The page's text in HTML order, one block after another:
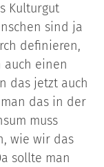
Kulturgut
sind ja
definieren,
auch einen
das jetzt auch
das in der
muss
wie wir das
sollte man